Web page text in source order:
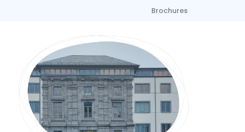
Brochures